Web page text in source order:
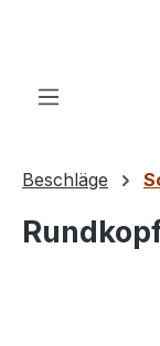
Beschläge